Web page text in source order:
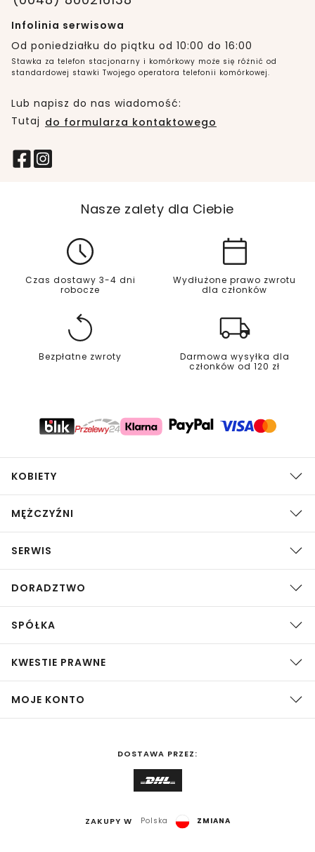
Infolinia serwisowa
Od poniedziałku do piątku od 10:00 do 16:00
Stawka za telefon stacjonarny i komórkowy może się różnić od
standardowej stawki Twojego operatora telefonii komórkowej.
Lub napisz do nas wiadomość:
Tutaj do formularza kontaktowego
Nasze zalety dla Ciebie
Czas dostawy 3-4 dni
robocze
Wydłużone prawo zwrotu
dla członków
Bezpłatne zwroty
Darmowa wysyłka dla
członków od 120 zł
KOBIETY
MĘŻCZYŹNI
SERWIS
DORADZTWO
SPÓŁKA
KWESTIE PRAWNE
MOJE KONTO
DOSTAWA PRZEZ:
ZAKUPY W Polska ZMIANA